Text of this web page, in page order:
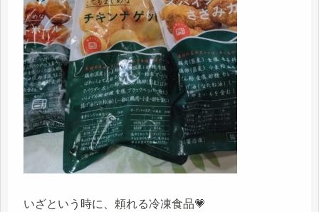
いざという時に、頼れる冷凍食品💗